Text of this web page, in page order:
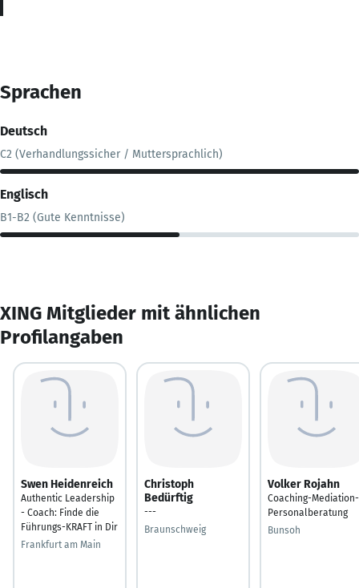
Sprachen
Deutsch
C2 (Verhandlungssicher / Muttersprachlich)
Englisch
B1-B2 (Gute Kenntnisse)
XING Mitglieder mit ähnlichen
Profilangaben
Swen Heidenreich
Authentic Leadership
- Coach: Finde die
Führungs-KRAFT in Dir
Frankfurt am Main
Christoph
Bedürftig
---
Braunschweig
Volker Rojahn
Coaching-Mediation-
Personalberatung
Bunsoh